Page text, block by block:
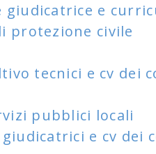
giudicatrice e
protezione civile
tecnici e cv dei
pubblici locali
e cv dei